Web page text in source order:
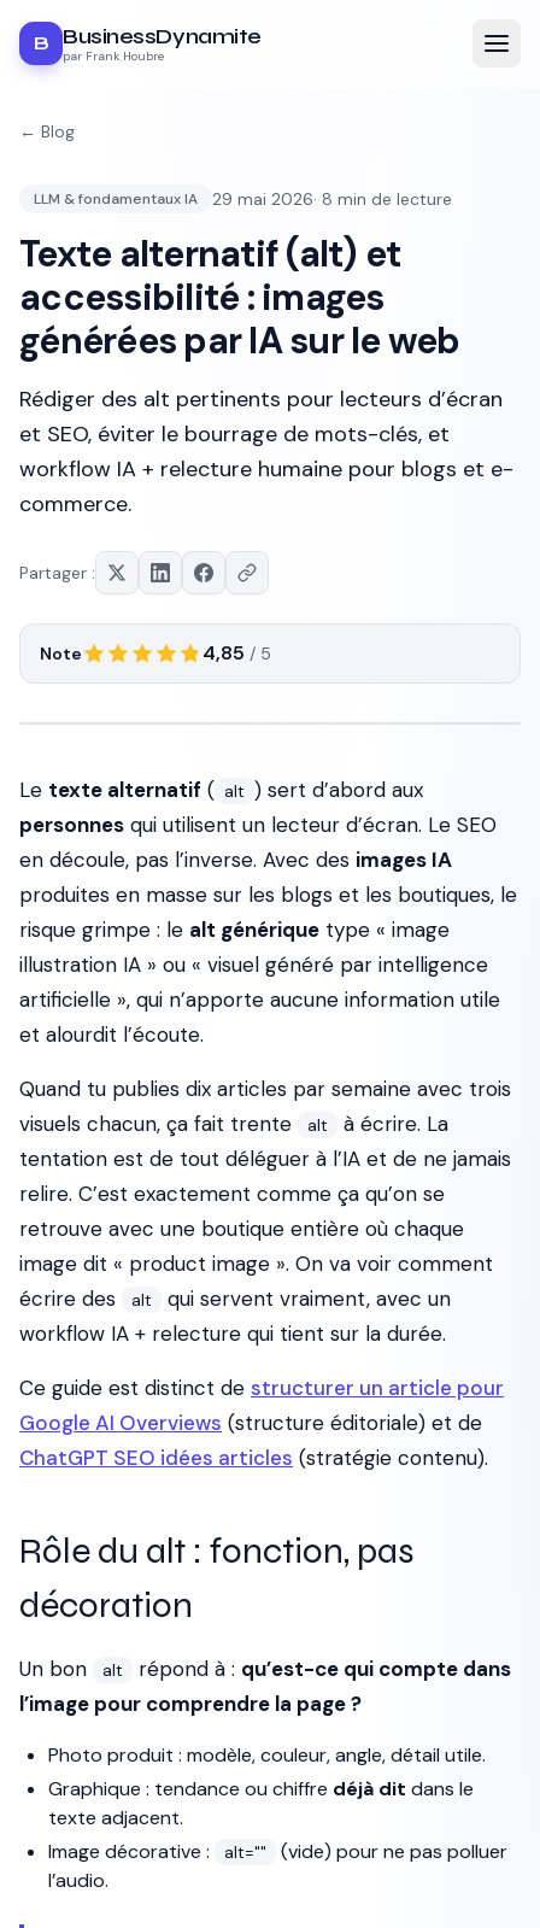
B BusinessDynamite
par Frank Houbre
← Blog
LLM & fondamentaux IA 29 mai 2026· 8 min de lecture
Texte alternatif (alt) et
accessibilité : images
générées par IA sur le web
Rédiger des alt pertinents pour lecteurs d’écran
et SEO, éviter le bourrage de mots-clés, et
workflow IA + relecture humaine pour blogs et e-
commerce.
Partager :
Note 4,85 / 5
Le texte alternatif ( alt ) sert d’abord aux
personnes qui utilisent un lecteur d’écran. Le SEO
en découle, pas l’inverse. Avec des images IA
produites en masse sur les blogs et les boutiques, le
risque grimpe : le alt générique type « image
illustration IA » ou « visuel généré par intelligence
artificielle », qui n’apporte aucune information utile
et alourdit l’écoute.
Quand tu publies dix articles par semaine avec trois
visuels chacun, ça fait trente
alt
à écrire. La
tentation est de tout déléguer à l’IA et de ne jamais
relire. C’est exactement comme ça qu’on se
retrouve avec une boutique entière où chaque
image dit « product image ». On va voir comment
écrire des
alt
qui servent vraiment, avec un
workflow IA + relecture qui tient sur la durée.
Ce guide est distinct de structurer un article pour
Google AI Overviews (structure éditoriale) et de
ChatGPT SEO idées articles (stratégie contenu).
Rôle du alt : fonction, pas
décoration
Un bon alt répond à : qu’est-ce qui compte dans
l’image pour comprendre la page ?
Photo produit : modèle, couleur, angle, détail utile.
Graphique : tendance ou chiffre déjà dit dans le
texte adjacent.
Image décorative :
alt=""
(vide) pour ne pas polluer
l’audio.